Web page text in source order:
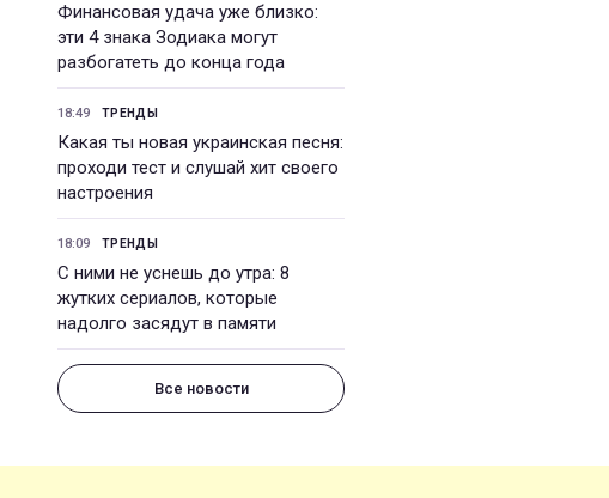
Финансовая удача уже близко:
эти 4 знака Зодиака могут
разбогатеть до конца года
18:49 ТРЕНДЫ
Какая ты новая украинская песня:
проходи тест и слушай хит своего
настроения
18:09 ТРЕНДЫ
С ними не уснешь до утра: 8
жутких сериалов, которые
надолго засядут в памяти
Все новости